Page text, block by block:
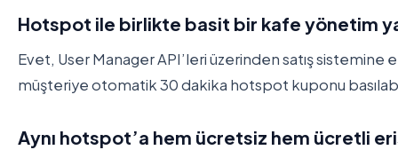
Hotspot ile birlikte basit bir kafe yönetim
Evet, User Manager API’leri üzerinden satış
müşteriye otomatik 30 dakika hotspot kuponu
Aynı hotspot’a hem ücretsiz hem ücretli